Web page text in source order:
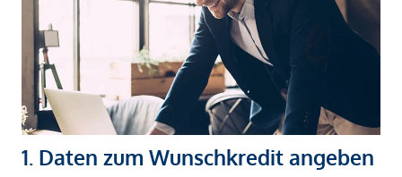
1. Daten zum Wunschkredit angeben